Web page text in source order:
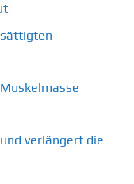
verlängert die